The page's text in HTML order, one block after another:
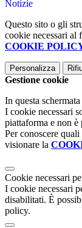
Notizie
Questo sito o gli
cookie necessari al
COOKIE
Personalizza
Gestione cookie
In questa
I cookie necessari
piattaforma e non
Per conoscere
visionare la
Cookie necessari
I cookie necessari
disabilitati. È
policy.